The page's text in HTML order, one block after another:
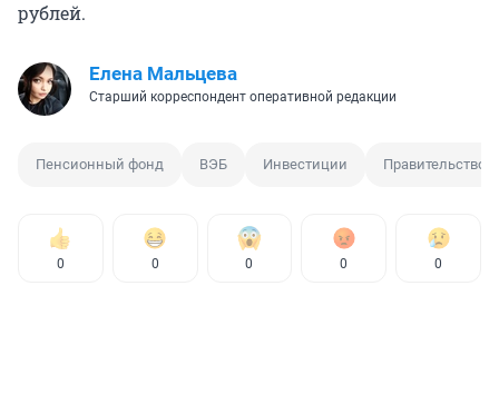
рублей.
Елена Мальцева
Старший корреспондент оперативной редакции
Пенсионный фонд ВЭБ Инвестиции Правительство
0 0 0 0 0